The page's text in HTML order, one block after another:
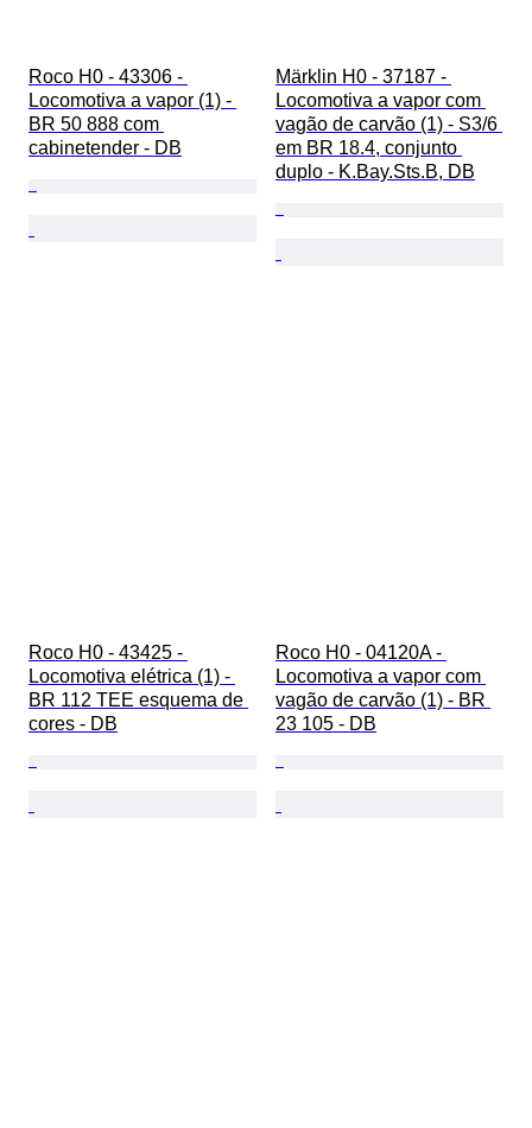
Roco H0 - 43306 -
Locomotiva a vapor (1) -
BR 50 888 com
cabinetender - DB
Märklin H0 - 37187 -
Locomotiva a vapor com
vagão de carvão (1) - S3/6
em BR 18.4, conjunto
duplo - K.Bay.Sts.B, DB
Roco H0 - 43425 -
Locomotiva elétrica (1) -
BR 112 TEE esquema de
cores - DB
Roco H0 - 04120A -
Locomotiva a vapor com
vagão de carvão (1) - BR
23 105 - DB